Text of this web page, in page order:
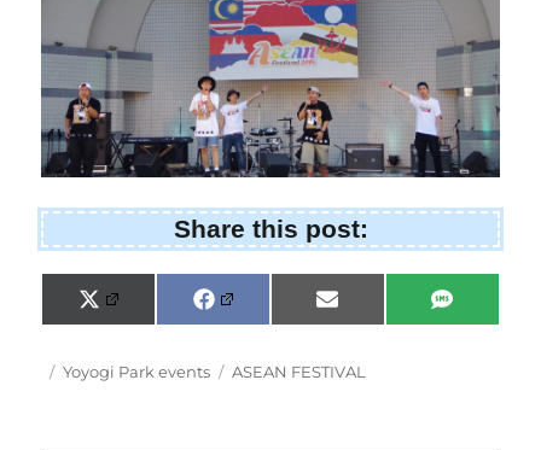
Share this post:
Share
on
X
(
w
i
Share
on
F
a
e
Share
on
E
m
i
Share
on
S
M
Posted
Categories
Yoyogi Park events Tags
ASEAN FESTIVAL